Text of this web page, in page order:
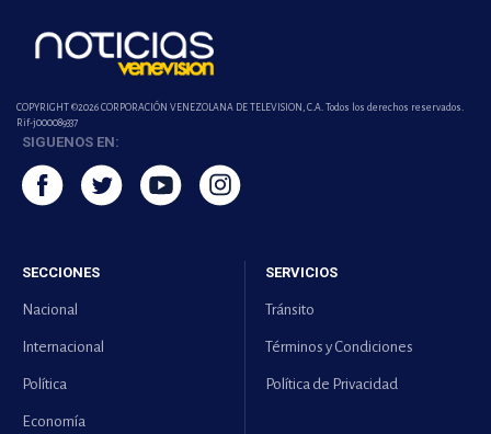
COPYRIGHT ©2026 CORPORACIÓN VENEZOLANA DE TELEVISION, C.A. Todos los derechos reservados.
Rif-j000089337
SIGUENOS EN:
SECCIONES
Nacional
Internacional
Política
Economía
SERVICIOS
Tránsito
Términos y Condiciones
Política de Privacidad